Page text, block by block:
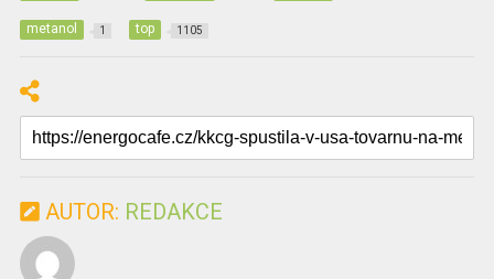
metanol 1 top 1105
AUTOR: REDAKCE